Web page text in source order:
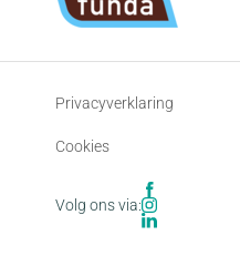
Privacyverklaring
Cookies
Volg ons via: